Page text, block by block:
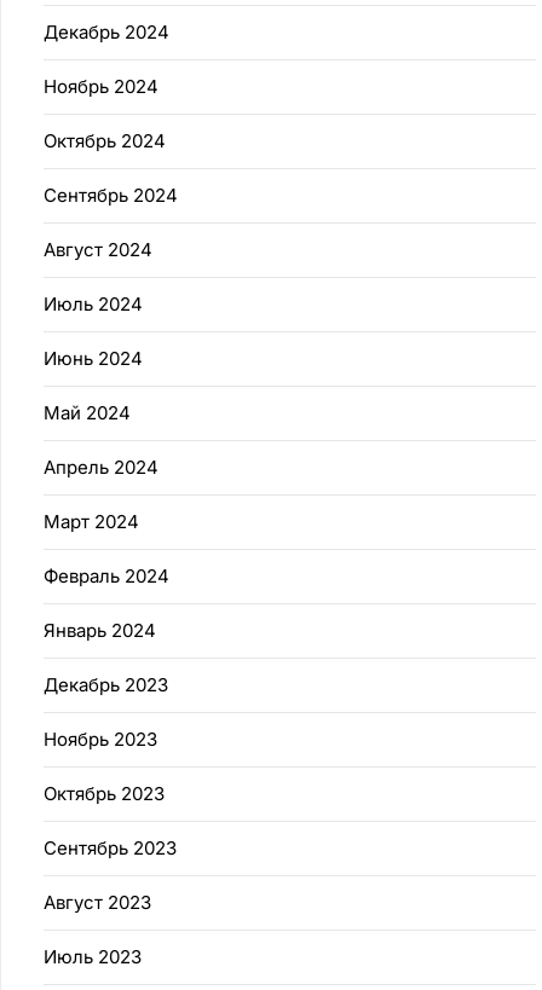
Декабрь 2024
Ноябрь 2024
Октябрь 2024
Сентябрь 2024
Август 2024
Июль 2024
Июнь 2024
Май 2024
Апрель 2024
Март 2024
Февраль 2024
Январь 2024
Декабрь 2023
Ноябрь 2023
Октябрь 2023
Сентябрь 2023
Август 2023
Июль 2023